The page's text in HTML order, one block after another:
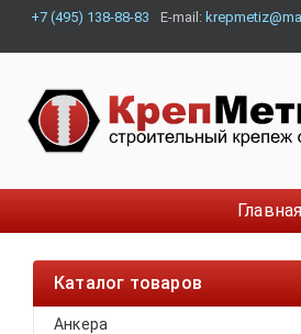
+7 (495) 138-88-83 E-mail:
Главная
Каталог товаров
Анкера